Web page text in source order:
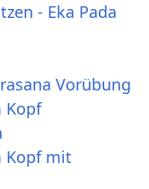
- Eka Pada
Vorübung
Kopf
Kopf mit